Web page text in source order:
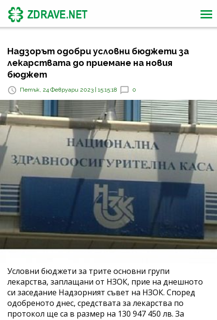
Надзорът одобри условни бюджети за
лекарствата до приемане на новия
бюджет
Петък, 24 Февруари 2023 | 15:15:18 0
Условни бюджети за трите основни групи
лекарства, заплащани от НЗОК, прие на днешното
си заседание Надзорният съвет на НЗОК. Според
одобреното днес, средствата за лекарства по
протокол ще са в размер на 130 947 450 лв. За